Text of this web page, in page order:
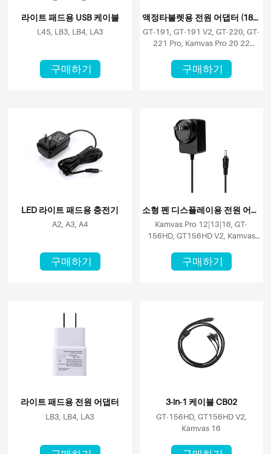
라이트 패드용 USB 케이블
L4S, LB3, LB4, LA3
구매하기
액정타블렛용 전원 어댑터 (18인치 이상 스크린)
GT-191, GT-191 V2, GT-220, GT-
221 Pro, Kamvas Pro 20 22
구매하기
LED 라이트 패드용 충전기
A2, A3, A4
구매하기
소형 펜 디스플레이용 전원 어댑터 (18인치 이상 스크린)
Kamvas Pro 12|13|16, GT-
156HD, GT156HD V2, Kamvas
구매하기
라이트 패드용 전원 어댑터
LB3, LB4, LA3
3-in-1 케이블 CB02
GT-156HD, GT156HD V2,
Kamvas 16